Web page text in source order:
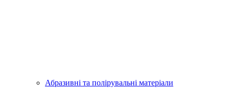
Абразивні та полірувальні матеріали